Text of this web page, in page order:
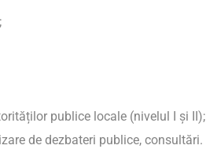
publice locale (nivelul I și II);
de dezbateri publice, consultări.